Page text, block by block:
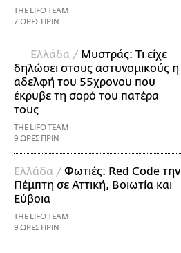
THE LIFO TEAM
7 ΩΡΕΣ ΠΡΙΝ
Ελλάδα / Μυστράς: Τι είχε
δηλώσει στους αστυνομικούς η
αδελφή του 55χρονου που
έκρυβε τη σορό του πατέρα
τους
THE LIFO TEAM
9 ΩΡΕΣ ΠΡΙΝ
Ελλάδα /Φωτιές: Red Code την
Πέμπτη σε Αττική, Βοιωτία και
Εύβοια
THE LIFO TEAM
9 ΩΡΕΣ ΠΡΙΝ